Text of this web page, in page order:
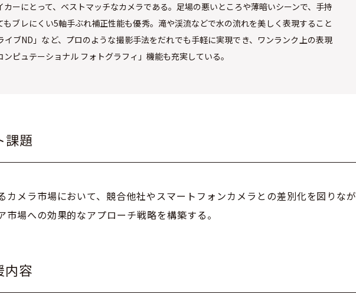
カーにとって、ベストマッチなカメラである。足場の悪いところや薄暗いシーンで、手持
もブレにくい5軸手ぶれ補正性能も優秀。滝や渓流などで水の流れを美しく表現すること
イブND」など、プロのような撮影手法をだれでも手軽に実現でき、ワンランク上の表現
ンピュテーショナル フォトグラフィ」機能も充実している。
課題
カメラ市場において、競合他社やスマートフォンカメラとの差別化を図りなが
市場への効果的なアプローチ戦略を構築する。
内容